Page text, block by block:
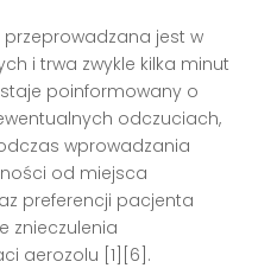
jest w
i trwa zwykle kilka minut
poinformowany o
odczuciach,
wprowadzania
od miejsca
preferencji pacjenta
znieczulenia
aerozolu [1][6].